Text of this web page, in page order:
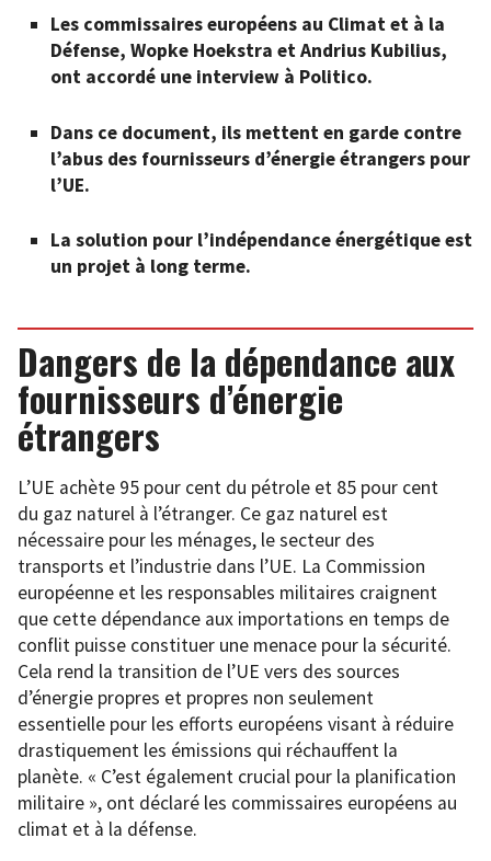
Les commissaires européens au Climat et à la
Défense, Wopke Hoekstra et Andrius Kubilius,
ont accordé une interview à Politico.
Dans ce document, ils mettent en garde contre
l’abus des fournisseurs d’énergie étrangers pour
l’UE.
La solution pour l’indépendance énergétique est
un projet à long terme.
Dangers de la dépendance aux
fournisseurs d’énergie
étrangers
L’UE achète 95 pour cent du pétrole et 85 pour cent
du gaz naturel à l’étranger. Ce gaz naturel est
nécessaire pour les ménages, le secteur des
transports et l’industrie dans l’UE. La Commission
européenne et les responsables militaires craignent
que cette dépendance aux importations en temps de
conflit puisse constituer une menace pour la sécurité.
Cela rend la transition de l’UE vers des sources
d’énergie propres et propres non seulement
essentielle pour les efforts européens visant à réduire
drastiquement les émissions qui réchauffent la
planète. « C’est également crucial pour la planification
militaire », ont déclaré les commissaires européens au
climat et à la défense.